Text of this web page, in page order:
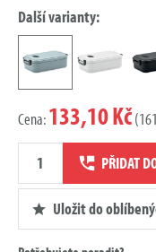
Další varianty:
Cena:133,10 Kč
Množství
poptávky
PŘIDAT
Uložit do